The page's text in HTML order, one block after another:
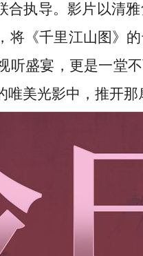
合执导。影片以清
将《千里江山图》
听盛宴，更是一堂
唯美光影中，推开